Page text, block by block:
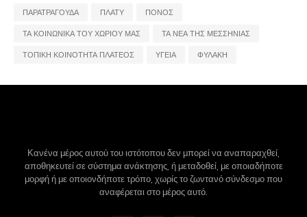
ΠΑΡΑΤΡΑΓΟΥΔΑ
ΠΛΑΤΥ
ΠΟΝΟΣ
ΤΑ ΚΟΙΝΩΝΙΚΑ ΤΟΥ ΧΩΡΙΟΥ ΜΑΣ
ΤΑ ΝΕΑ ΤΗΣ ΜΕΣΣΗΝΙΑΣ
ΤΟΠΙΚΗ ΚΟΙΝΟΤΗΤΑ ΠΛΑΤΕΟΣ
ΥΓΕΙΑ ΦΥΛΑΚΗ
Κανένα μέρος αυτού του ιστότοπου δεν μπορεί να αναπαραχθεί,
αποθηκευτεί σε σύστημα ανάκτησης, ή μεταδοθεί, με οποιαδήποτε
μορφή ή με οποιονδήποτε τρόπο, χωρίς το ζωντανό σύνδεσμο που
αναφέρεται στο μέρος αυτό.